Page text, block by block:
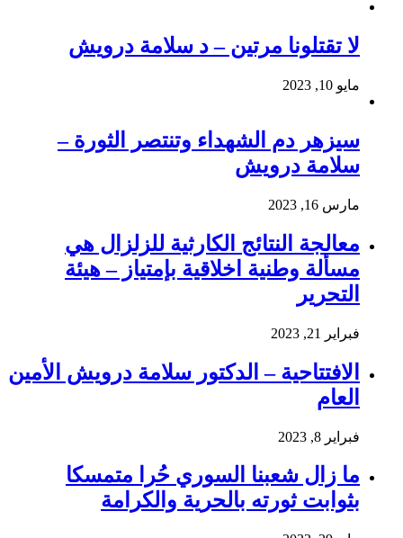
لا تقتلونا مرتين – د سلامة درويش
مايو 10, 2023
سيزهر دم الشهداء وتنتصر الثورة –
سلامة درويش
مارس 16, 2023
معالجة النتائج الكارثية للزلزال هي
مسألة وطنية اخلاقية بإمتياز – هيئة
التحرير
فبراير 21, 2023
الافتتاحية – الدكتور سلامة درويش الأمين
العام
فبراير 8, 2023
ما زال شعبنا السوري حُرا متمسكا
بثوابت ثورته بالحرية والكرامة